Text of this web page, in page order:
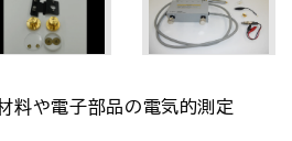
料や電子部品の電気的測定